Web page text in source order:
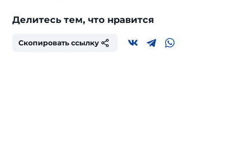
Делитесь тем, что нравится
Скопировать ссылку